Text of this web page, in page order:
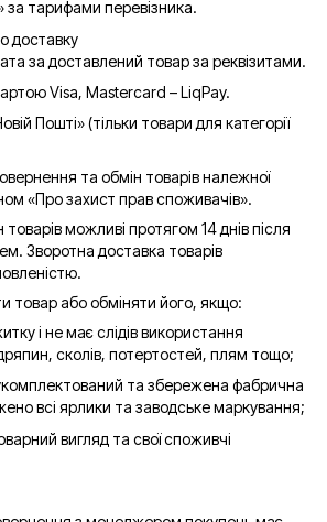
тарифами перевізника.
доставку
за доставлений товар за реквізитами.
Visa, Mastercard – LiqPay.
Пошті» (тільки товари для категорії
та обмін товарів належної
«Про захист прав споживачів».
можливі протягом 14 днів після
Зворотна доставка товарів
товар або обміняти його, якщо:
і не має слідів використання
сколів, потертостей, плям тощо;
та збережена фабрична
всі ярлики та заводське маркування;
вигляд та свої споживчі